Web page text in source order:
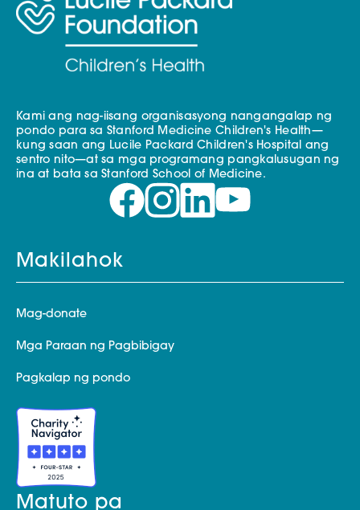
Kami ang nag-iisang organisasyong nangangalap ng
pondo para sa Stanford Medicine Children's Health—
kung saan ang Lucile Packard Children's Hospital ang
sentro nito—at sa mga programang pangkalusugan ng
ina at bata sa Stanford School of Medicine.
Makilahok
Mag-donate
Mga Paraan ng Pagbibigay
Pagkalap ng pondo
Matuto pa